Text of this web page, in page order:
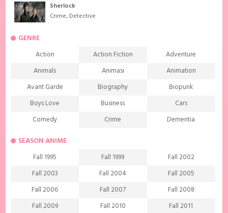
Sherlock
Crime,Detective
GENRE
Action Action Fiction
Adventure
Animals
Animasi
Animation
Avant Garde
Biography
Biopunk
Boys Love
Business
Cars
Comedy
Crime
Dementia
Demons
Drama
Ecchi
Extreme sports
Family
Fantasy
Food
Friendship
Game
Gourmet
Harem
Historical
History
SEASON ANIME
Fall 1995 Fall 1999
Fall 2002
Fall 2003
Fall 2004
Fall 2005
Fall 2006
Fall 2007
Fall 2008
Fall 2009
Fall 2010 Fall 2011